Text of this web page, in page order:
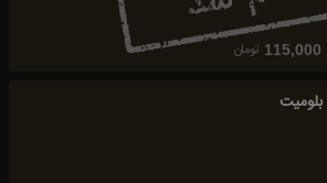
115,000 تومان
بلومیت